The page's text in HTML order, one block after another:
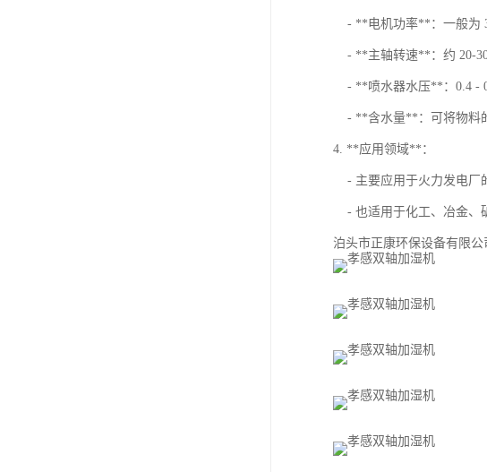
- **电机功率**：一般为
- **主轴转速**：约 20-30
- **喷水器水压**：0.4 -
- **含水量**：可将物料的
4. **应用领域**：
- 主要应用于火力发电厂
- 也适用于化工、冶金、
泊头市正康环保设备有限公